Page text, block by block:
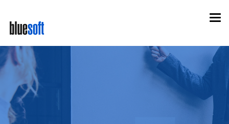
main
content